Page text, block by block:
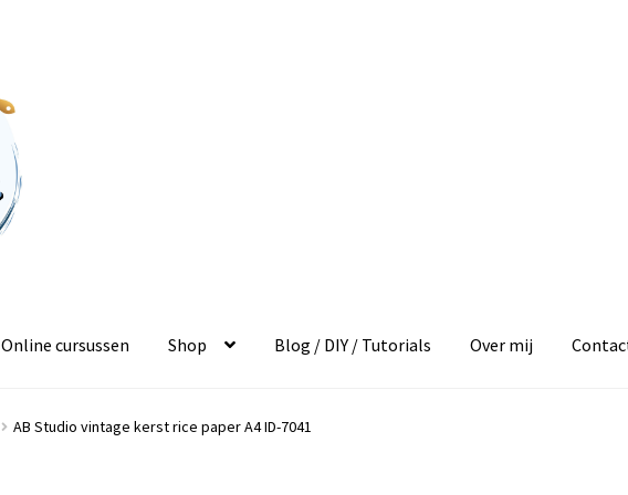
Online cursussen Shop Blog / DIY / Tutorials Over mij
AB Studio vintage kerst rice paper A4 ID-7041